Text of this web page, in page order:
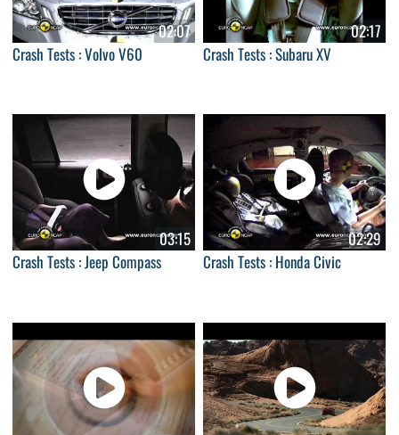
02:07
Crash Tests : Volvo V60
02:17
Crash Tests : Subaru XV
03:15
Crash Tests : Jeep Compass
02:29
Crash Tests : Honda Civic